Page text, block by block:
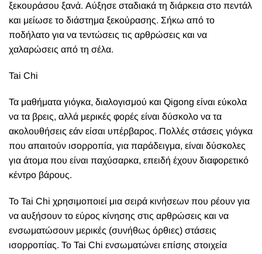
ξεκουράσου ξανά. Αύξησε σταδιακά τη διάρκεια στο πεντάλ
και μείωσε το διάστημα ξεκούρασης. Σήκω από το
ποδήλατο για να τεντώσεις τις αρθρώσεις και να
χαλαρώσεις από τη σέλα.
Tai Chi
Τα μαθήματα γιόγκα, διαλογισμού και Qigong είναι εύκολα
να τα βρεις, αλλά μερικές φορές είναι δύσκολο να τα
ακολουθήσεις εάν είσαι υπέρβαρος. Πολλές στάσεις γιόγκα
που απαιτούν ισορροπία, για παράδειγμα, είναι δύσκολες
για άτομα που είναι παχύσαρκα, επειδή έχουν διαφορετικό
κέντρο βάρους.
Το Tai Chi χρησιμοποιεί μια σειρά κινήσεων που ρέουν για
να αυξήσουν το εύρος κίνησης στις αρθρώσεις και να
ενσωματώσουν μερικές (συνήθως όρθιες) στάσεις
ισορροπίας. Το Tai Chi ενσωματώνει επίσης στοιχεία